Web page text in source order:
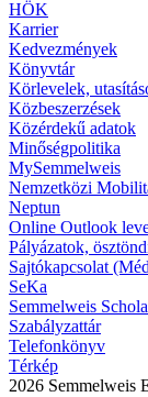
HÖK
Karrier
Kedvezmények
Könyvtár
Körlevelek,
Közbeszerzések
Közérdekű adatok
Minőségpolitika
MySemmelweis
Nemzetközi
Neptun
Online Outlook
Pályázatok,
Sajtókapcsolat
SeKa
Semmelweis
Szabályzattár
Telefonkönyv
Térkép
2026 Semmelweis